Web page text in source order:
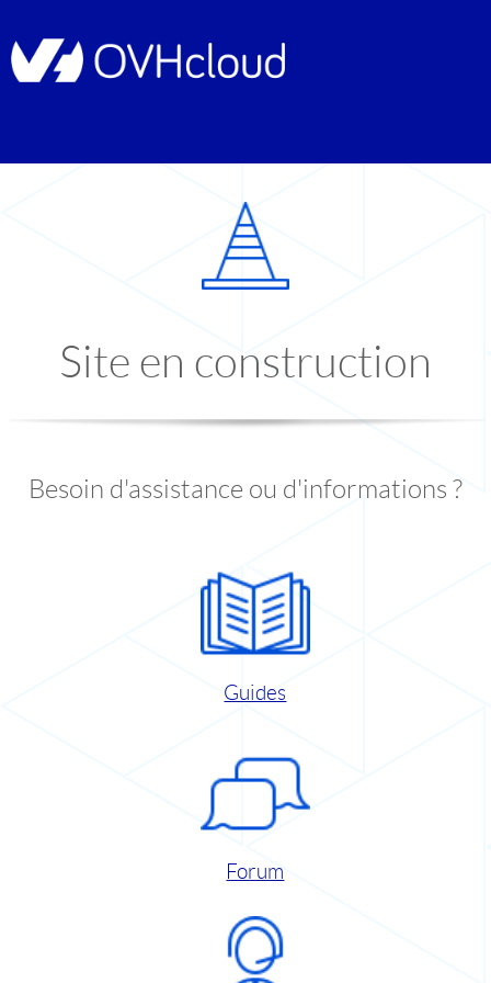
Site en construction
Besoin d'assistance ou d'informations ?
Guides
Forum